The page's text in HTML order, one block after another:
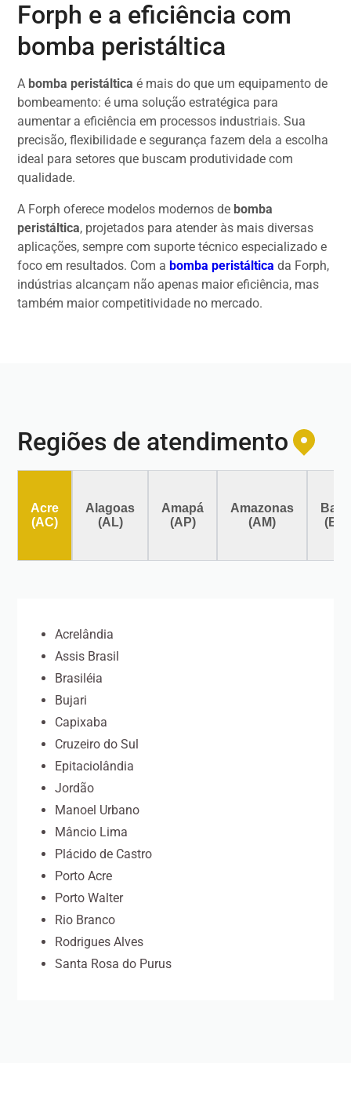
Forph e a eficiência com
bomba peristáltica
A bomba peristáltica é mais do que um equipamento de
bombeamento: é uma solução estratégica para
aumentar a eficiência em processos industriais. Sua
precisão, flexibilidade e segurança fazem dela a escolha
ideal para setores que buscam produtividade com
qualidade.
A Forph oferece modelos modernos de bomba
peristáltica, projetados para atender às mais diversas
aplicações, sempre com suporte técnico especializado e
foco em resultados. Com abomba peristálticada Forph,
indústrias alcançam não apenas maior eficiência, mas
também maior competitividade no mercado.
Regiões de atendimento
Acre
(AC)
Alagoas
(AL)
Amapá
(AP)
Amazonas
(AM)
(BA)
Acrelândia
Assis Brasil
Brasiléia
Bujari
Capixaba
Cruzeiro do Sul
Epitaciolândia
Jordão
Manoel Urbano
Mâncio Lima
Plácido de Castro
Porto Acre
Porto Walter
Rio Branco
Rodrigues Alves
Santa Rosa do Purus